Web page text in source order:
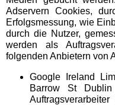
Gertrudiskirmes
Wattenscheid
Gevelsberger Kirmes
Herner City-Kirmes
Adservern Cookies,
Erfolgsmessung, wie
durch die Nutzer,
werden als
folgenden Anbietern von
Google Ireland
Barrow St